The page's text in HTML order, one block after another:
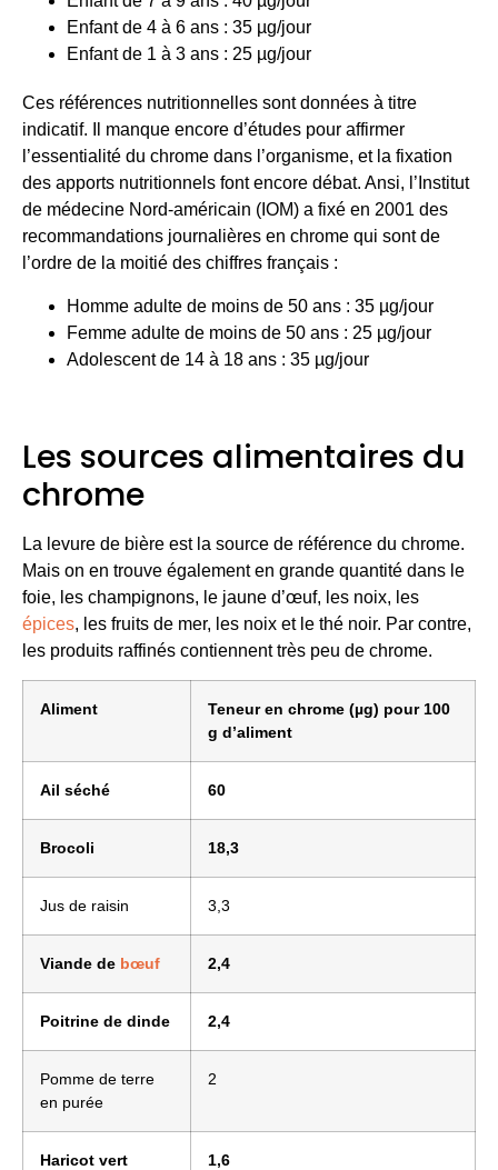
Enfant de 4 à 6 ans : 35 µg/jour
Enfant de 1 à 3 ans : 25 µg/jour
Ces références nutritionnelles sont données à titre
indicatif. Il manque encore d’études pour affirmer
l’essentialité du chrome dans l’organisme, et la fixation
des apports nutritionnels font encore débat. Ansi, l’Institut
de médecine Nord-américain (IOM) a fixé en 2001 des
recommandations journalières en chrome qui sont de
l’ordre de la moitié des chiffres français :
Homme adulte de moins de 50 ans : 35 µg/jour
Femme adulte de moins de 50 ans : 25 µg/jour
Adolescent de 14 à 18 ans : 35 µg/jour
Les sources alimentaires du
chrome
La levure de bière est la source de référence du chrome.
Mais on en trouve également en grande quantité dans le
foie, les champignons, le jaune d’œuf, les noix, les
épices, les fruits de mer, les noix et le thé noir. Par contre,
les produits raffinés contiennent très peu de chrome.
Aliment
Teneur en chrome (µg) pour 100
g d’aliment
Ail séché 60
Brocoli 18,3
Jus de raisin 3,3
Viande de bœuf 2,4
Poitrine de dinde 2,4
Pomme de terre
en purée
2
Haricot vert 1,6